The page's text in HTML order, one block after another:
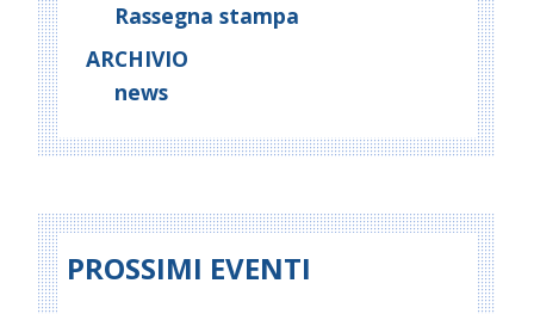
Rassegna stampa
ARCHIVIO
news
PROSSIMI EVENTI